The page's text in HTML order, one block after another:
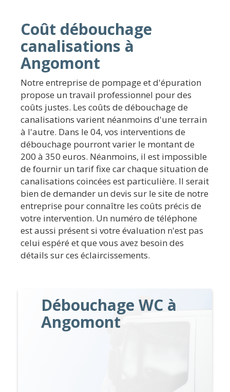
Coût débouchage
canalisations à
Angomont
Notre entreprise de pompage et d'épuration
propose un travail professionnel pour des
coûts justes. Les coûts de débouchage de
canalisations varient néanmoins d'une terrain
à l'autre. Dans le 04, vos interventions de
débouchage pourront varier le montant de
200 à 350 euros. Néanmoins, il est impossible
de fournir un tarif fixe car chaque situation de
canalisations coincées est particulière. Il serait
bien de demander un devis sur le site de notre
entreprise pour connaître les coûts précis de
votre intervention. Un numéro de téléphone
est aussi présent si votre évaluation n'est pas
celui espéré et que vous avez besoin des
détails sur ces éclaircissements.
Débouchage WC à
Angomont